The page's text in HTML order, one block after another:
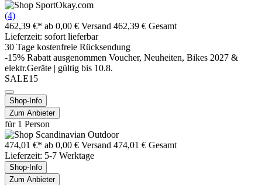
(4)
462,39 €* ab 0,00 € Versand 462,39 € Gesamt
Lieferzeit: sofort lieferbar
30 Tage kostenfreie Rücksendung
-15% Rabatt ausgenommen Voucher, Neuheiten, Bikes 2027 &
elektr.Geräte | gültig bis 10.8.
SALE15
Shop-Info
Zum Anbieter
für 1 Person
474,01 €* ab 0,00 € Versand 474,01 € Gesamt
Lieferzeit: 5-7 Werktage
Shop-Info
Zum Anbieter